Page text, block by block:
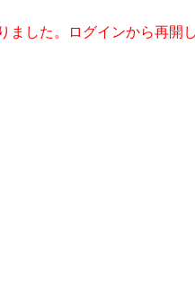
ました。ログインから再開